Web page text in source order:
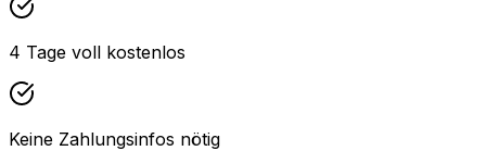
4 Tage voll kostenlos
Keine Zahlungsinfos nötig